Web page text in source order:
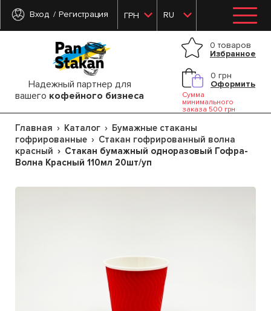
Вход Регистрация ГРН RU
Надежный партнер для
вашего кофейного бизнеса
0 товаров
Избранное
0 грн
Оформить
Сумма
минимального
заказа 500 грн
Главная Каталог
Бумажные стаканы
гофрированные
Стакан гофрированный волна
красный
Стакан бумажный одноразовый Гофра-
Волна Красный 110мл 20шт/уп